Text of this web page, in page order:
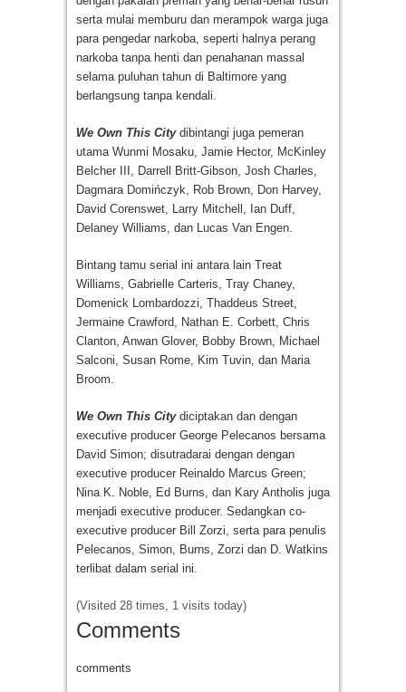
serta mulai memburu dan merampok warga juga
para pengedar narkoba, seperti halnya perang
narkoba tanpa henti dan penahanan massal
selama puluhan tahun di Baltimore yang
berlangsung tanpa kendali.
We Own This Citydibintangi juga pemeran
utama Wunmi Mosaku, Jamie Hector, McKinley
Belcher III, Darrell Britt-Gibson, Josh Charles,
Dagmara Domińczyk, Rob Brown, Don Harvey,
David Corenswet, Larry Mitchell, Ian Duff,
Delaney Williams, dan Lucas Van Engen.
Bintang tamu serial ini antara lain Treat
Williams, Gabrielle Carteris, Tray Chaney,
Domenick Lombardozzi, Thaddeus Street,
Jermaine Crawford, Nathan E. Corbett, Chris
Clanton, Anwan Glover, Bobby Brown, Michael
Salconi, Susan Rome, Kim Tuvin, dan Maria
Broom.
We Own This Citydiciptakan dan dengan
executive producer George Pelecanos bersama
David Simon; disutradarai dengan dengan
executive producer Reinaldo Marcus Green;
Nina K. Noble, Ed Burns, dan Kary Antholis juga
menjadi executive producer. Sedangkan co-
executive producer Bill Zorzi, serta para penulis
Pelecanos, Simon, Burns, Zorzi dan D. Watkins
terlibat dalam serial ini.
(Visited 28 times, 1 visits today)
Comments
comments